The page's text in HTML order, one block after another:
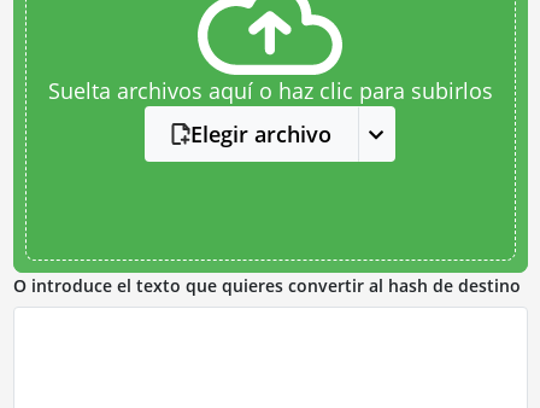
Suelta archivos aquí o haz clic para subirlos
Elegir archivo
O introduce el texto que quieres convertir al hash de destino